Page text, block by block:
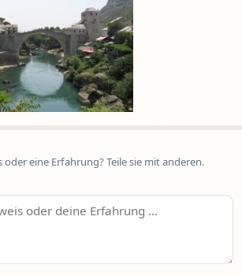
eine Erfahrung? Teile sie mit anderen.